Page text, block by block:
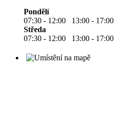
Pondělí
07:30 - 12:00 13:00 - 17:00
Středa
07:30 - 12:00 13:00 - 17:00